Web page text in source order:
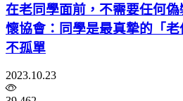
在老同學面前，不需要任何
懷協會：同學是最真摯的「
不孤單
2023.10.23